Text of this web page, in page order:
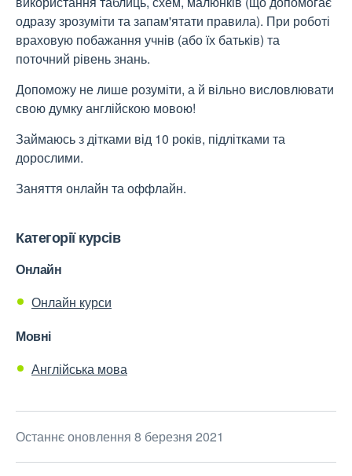
одразу зрозуміти та запам'ятати правила). При роботі
враховую побажання учнів (або їх батьків) та
поточний рівень знань.
Допоможу не лише розуміти, а й вільно висловлювати
свою думку англійскою мовою!
Займаюсь з дітками від 10 років, підлітками та
дорослими.
Заняття онлайн та оффлайн.
Категорії курсів
Онлайн
Онлайн курси
Мовні
Англійська мова
Останнє оновлення 8 березня 2021